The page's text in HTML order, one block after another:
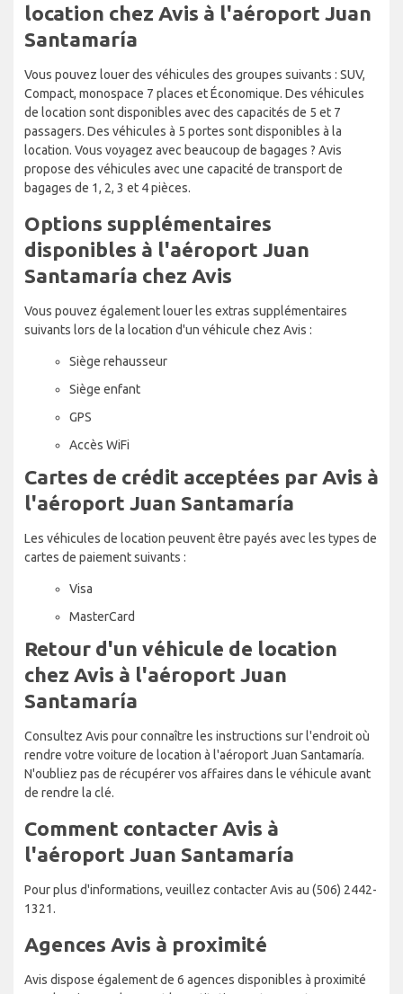
location chez Avis à l'aéroport Juan
Santamaría
Vous pouvez louer des véhicules des groupes suivants : SUV,
Compact, monospace 7 places et Économique. Des véhicules
de location sont disponibles avec des capacités de 5 et 7
passagers. Des véhicules à 5 portes sont disponibles à la
location. Vous voyagez avec beaucoup de bagages ? Avis
propose des véhicules avec une capacité de transport de
bagages de 1, 2, 3 et 4 pièces.
Options supplémentaires
disponibles à l'aéroport Juan
Santamaría chez Avis
Vous pouvez également louer les extras supplémentaires
suivants lors de la location d'un véhicule chez Avis :
Siège rehausseur
Siège enfant
GPS
Accès WiFi
Cartes de crédit acceptées par Avis à
l'aéroport Juan Santamaría
Les véhicules de location peuvent être payés avec les types de
cartes de paiement suivants :
Visa
MasterCard
Retour d'un véhicule de location
chez Avis à l'aéroport Juan
Santamaría
Consultez Avis pour connaître les instructions sur l'endroit où
rendre votre voiture de location à l'aéroport Juan Santamaría.
N'oubliez pas de récupérer vos affaires dans le véhicule avant
de rendre la clé.
Comment contacter Avis à
l'aéroport Juan Santamaría
Pour plus d'informations, veuillez contacter Avis au (506) 2442-
1321.
Agences Avis à proximité
Avis dispose également de 6 agences disponibles à proximité